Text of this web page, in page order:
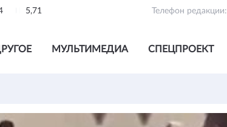
5,71 Телефон редакции:
МУЛЬТИМЕДИА СПЕЦПРОЕКТ